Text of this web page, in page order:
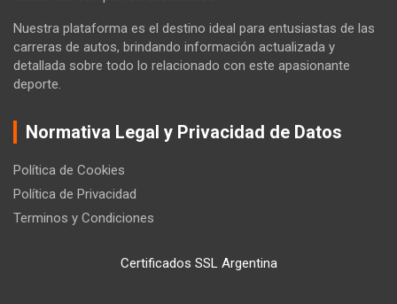
Nuestra plataforma es el destino ideal para entusiastas de las
carreras de autos, brindando información actualizada y
detallada sobre todo lo relacionado con este apasionante
deporte.
Normativa Legal y Privacidad de Datos
Política de Cookies
Política de Privacidad
Terminos y Condiciones
Certificados SSL Argentina